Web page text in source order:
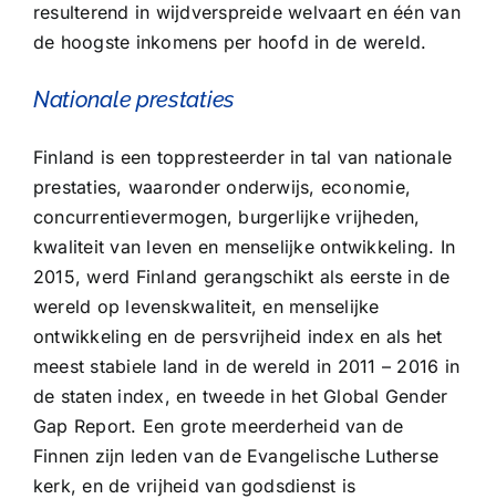
resulterend in wijdverspreide welvaart en één van
de hoogste inkomens per hoofd in de wereld.
Nationale prestaties
Finland is een toppresteerder in tal van nationale
prestaties, waaronder onderwijs, economie,
concurrentievermogen, burgerlijke vrijheden,
kwaliteit van leven en menselijke ontwikkeling. In
2015, werd Finland gerangschikt als eerste in de
wereld op levenskwaliteit, en menselijke
ontwikkeling en de persvrijheid index en als het
meest stabiele land in de wereld in 2011 – 2016 in
de staten index, en tweede in het Global Gender
Gap Report. Een grote meerderheid van de
Finnen zijn leden van de Evangelische Lutherse
kerk, en de vrijheid van godsdienst is